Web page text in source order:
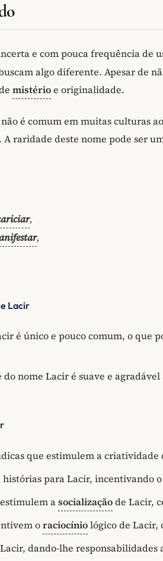
e com pouca frequência de
algo diferente. Apesar de
mistérioe originalidade.
é comum em muitas culturas
A raridade deste nome pode ser
,
,
Lacir
é único e pouco comum, o que
nome Lacir é suave e
que estimulem a criatividade
para Lacir, incentivando
asocializaçãode Lacir,
oraciocíniológico de Lacir,
dando-lhe responsabilidades